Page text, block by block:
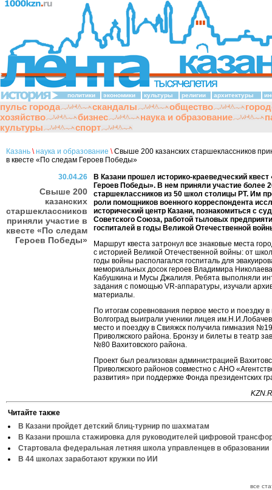
политики экономики культуры религии архитектуры
пульс города скандалы общество
хозяйство
бизнес наука и образование
культуры
спорт
Казань \ наука и образование \Свыше 200 казанских старшеклассников
в квесте «По следам Героев Победы»
30.04.26
Свыше 200
казанских
старшеклассников
приняли участие в
квесте «По следам
Героев Победы»
В Казани прошел историко-краеведческий
Героев Победы». В нем приняли участие более
старшеклассников из 50 школ столицы РТ. Им
роли помощников военного корреспондента
исторический центр Казани, познакомиться с
Советского Союза, работой тыловых
госпиталей в годы Великой Отечественной
Маршрут квеста затронул все знаковые места
с историей Великой Отечественной войны: от
годы войны располагался госпиталь для
мемориальных досок героев Владимира
Кабушкина и Мусы Джалиля. Ребята выполняли
задания с помощью VR-аппаратуры, изучали
материалы.
По итогам соревнования первое место и поездку в
Волгоград выиграли ученики лицея
место и поездку в Свияжск получила гимназия №19
Приволжского района. Бронзу и билеты в театр
№80 Вахитовского района.
Проект был реализован администрацией
Приволжского районов совместно с АНО
развития» при поддержке Фонда президентских
Читайте также
В Казани пройдет детский блиц-турнир по шахматам
В Казани прошла стажировка для руководителей цифровой
Стартовала федеральная летняя школа управленцев в образовании
В 44 школах заработают кружки по ИИ
все